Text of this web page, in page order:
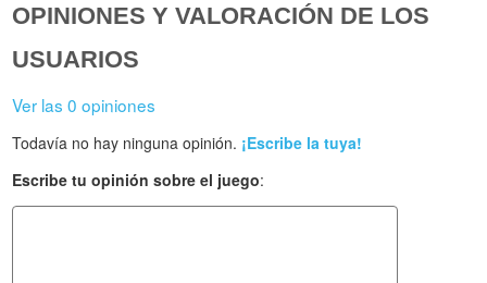
OPINIONES Y VALORACIÓN DE LOS
USUARIOS
Ver las 0 opiniones
Todavía no hay ninguna opinión. ¡Escribe la tuya!
Escribe tu opinión sobre el juego: